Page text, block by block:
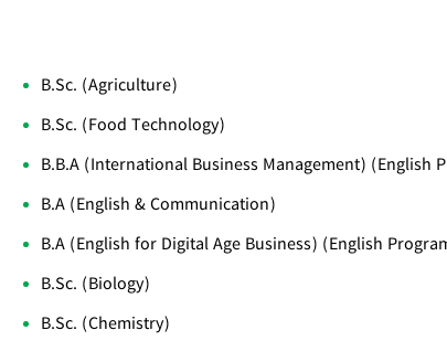
B.Sc. (Agriculture)
B.Sc. (Food Technology)
B.B.A (International Business Management) (English
B.A (English & Communication)
B.A (English for Digital Age Business) (English
B.Sc. (Biology)
B.Sc. (Chemistry)